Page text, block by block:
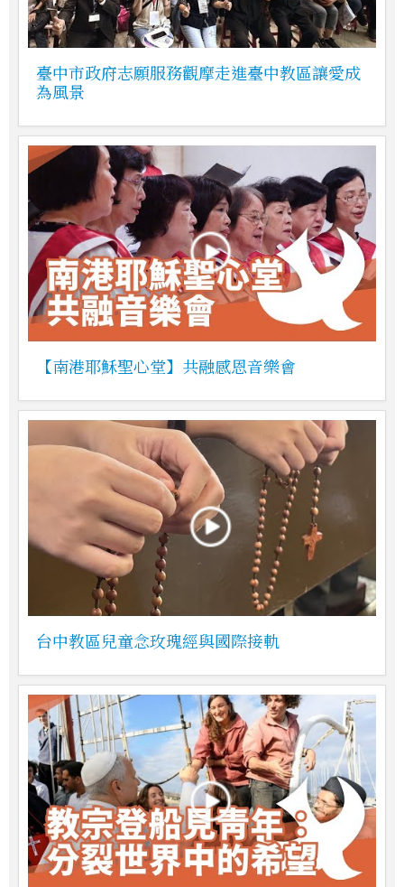
臺中市政府志願服務觀摩走進臺中教區讓愛成
為風景
【南港耶穌聖心堂】共融感恩音樂會
台中教區兒童念玫瑰經與國際接軌